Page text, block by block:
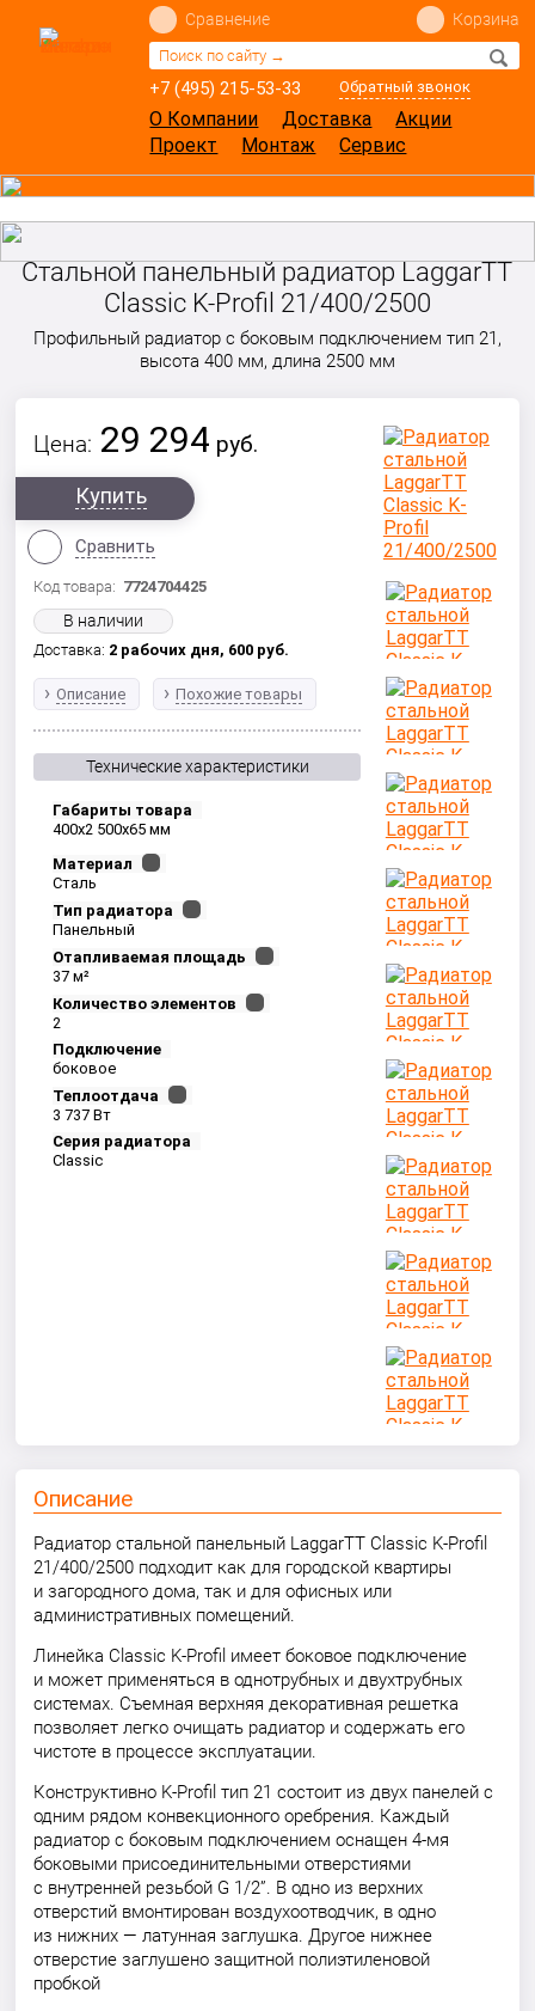
+7 (495) 215-53-33 Обратный звонок
Сравнение Корзина
О Компании Доставка
Акции
Проект
Монтаж Сервис
Стальной панельный радиатор LaggarTT
Classic K-Profil 21/400/2500
Профильный радиатор с боковым подключением тип 21,
высота 400 мм, длина 2500 мм
Цена: 29 294 руб.
Купить
Сравнить
Код товара: 7724704425
В наличии
Доставка: 2 рабочих дня, 600 руб.
Описание Похожие товары
Технические характеристики
Габариты товара
400x2 500x65 мм
Материал
Сталь
Тип радиатора
Панельный
Отапливаемая площадь
37 м²
Количество элементов
2
Подключение
боковое
Теплоотдача
3 737 Вт
Серия радиатора
Classic
Описание
Радиатор стальной панельный LaggarTT Classic K-Profil
21/400/2500 подходит как для городской квартиры
и загородного дома, так и для офисных или
административных помещений.
Линейка Classic K-Profil имеет боковое подключение
и может применяться в однотрубных и двухтрубных
системах. Съемная верхняя декоративная решетка
позволяет легко очищать радиатор и содержать его
чистоте в процессе эксплуатации.
Конструктивно K-Profil тип 21 состоит из двух панелей с
одним рядом конвекционного оребрения. Каждый
радиатор с боковым подключением оснащен 4-мя
боковыми присоединительными отверстиями
с внутренней резьбой G 1/2”. В одно из верхних
отверстий вмонтирован воздухоотводчик, в одно
из нижних — латунная заглушка. Другое нижнее
отверстие заглушено защитной полиэтиленовой
пробкой